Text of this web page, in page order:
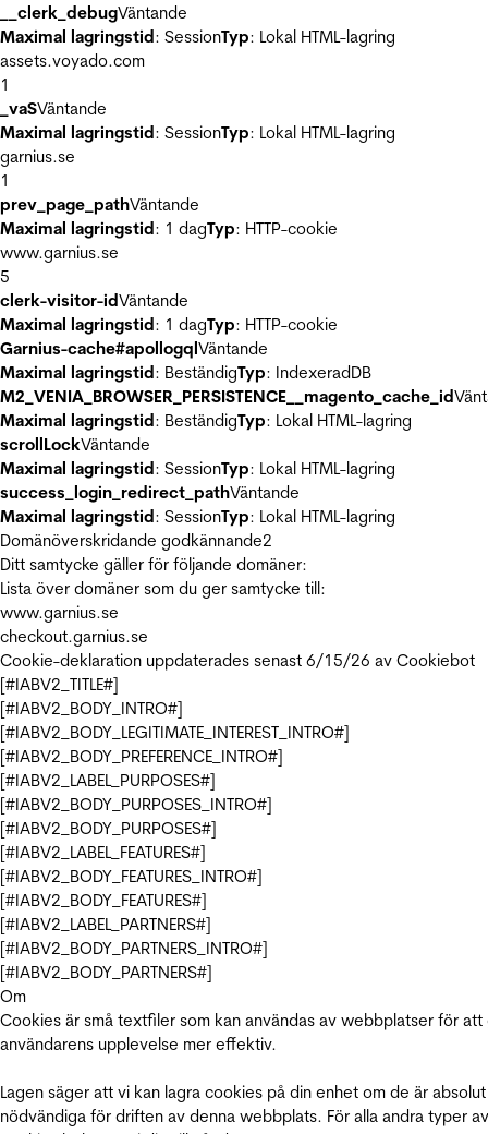
__clerk_debugVäntande
Maximal lagringstid: SessionTyp: Lokal HTML-lagring
assets.voyado.com
1
_vaSVäntande
Maximal lagringstid: SessionTyp: Lokal HTML-lagring
garnius.se
1
prev_page_pathVäntande
Maximal lagringstid: 1 dagTyp: HTTP-cookie
www.garnius.se
5
clerk-visitor-idVäntande
Maximal lagringstid: 1 dagTyp: HTTP-cookie
Garnius-cache#apollogqlVäntande
Maximal lagringstid: BeständigTyp: IndexeradDB
M2_VENIA_BROWSER_PERSISTENCE__magento_cache_id
Maximal lagringstid: BeständigTyp: Lokal HTML-lagring
scrollLockVäntande
Maximal lagringstid: SessionTyp: Lokal HTML-lagring
success_login_redirect_pathVäntande
Maximal lagringstid: SessionTyp: Lokal HTML-lagring
Domänöverskridande godkännande2
Ditt samtycke gäller för följande domäner:
Lista över domäner som du ger samtycke till:
www.garnius.se
checkout.garnius.se
Cookie-deklaration uppdaterades senast 6/15/26 av Cookiebot
[#IABV2_TITLE#]
[#IABV2_BODY_INTRO#]
[#IABV2_BODY_LEGITIMATE_INTEREST_INTRO#]
[#IABV2_BODY_PREFERENCE_INTRO#]
[#IABV2_LABEL_PURPOSES#]
[#IABV2_BODY_PURPOSES_INTRO#]
[#IABV2_BODY_PURPOSES#]
[#IABV2_LABEL_FEATURES#]
[#IABV2_BODY_FEATURES_INTRO#]
[#IABV2_BODY_FEATURES#]
[#IABV2_LABEL_PARTNERS#]
[#IABV2_BODY_PARTNERS_INTRO#]
[#IABV2_BODY_PARTNERS#]
Om
Cookies är små textfiler som kan användas av webbplatser för att
användarens upplevelse mer effektiv.
Lagen säger att vi kan lagra cookies på din enhet om de är absolut
nödvändiga för driften av denna webbplats. För alla andra typer av